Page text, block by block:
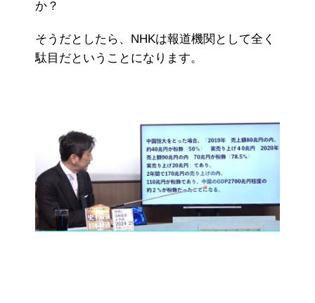
か？
そうだとしたら、NHKは報道機関として全く
駄目だということになります。